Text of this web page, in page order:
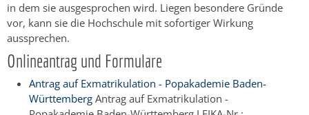
in dem sie ausgesprochen wird. Liegen besondere Gründe
vor, kann sie die Hochschule mit sofortiger Wirkung
aussprechen.
Onlineantrag und Formulare
Antrag auf Exmatrikulation - Popakademie Baden-
Württemberg Antrag auf Exmatrikulation -